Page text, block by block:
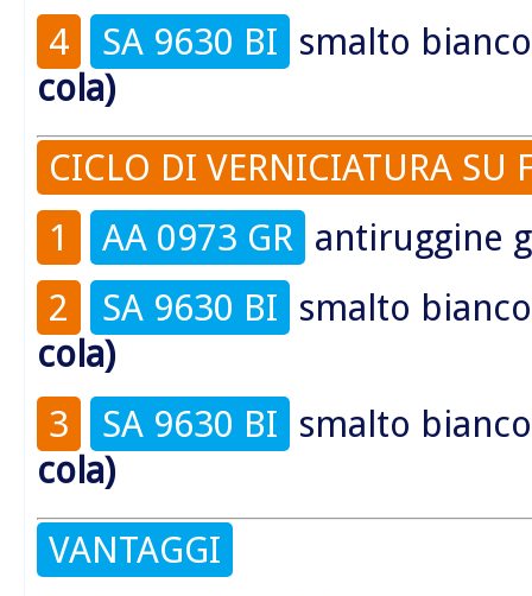
4 SA 9630 BI smalto
cola)
CICLO DI VERNICIATURA SU
1
AA 0973 GR antiruggine
2
SA 9630 BI smalto
cola)
3
SA 9630 BI smalto
cola)
VANTAGGI